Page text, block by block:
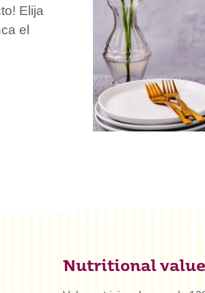
Elija
el
Nutritional